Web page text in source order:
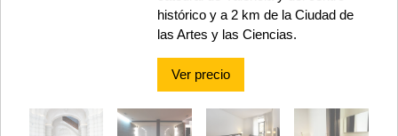
histórico y a 2 km de la Ciudad de
las Artes y las Ciencias.
Ver precio